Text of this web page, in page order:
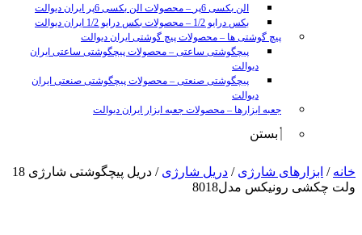
الن بکسی 6پر
– محصولات الن بکسی 6پر ایران دیوالت
بکس درایو 1/2
– محصولات بکس درایو 1/2 ایران دیوالت
پیچ گوشتی ها – محصولات پیچ گوشتی ایران دیوالت
پیچگوشتی ساعتی – محصولات پیچگوشتی ساعتی ایران
دیوالت
پیچگوشتی صنعتی – محصولات پیچگوشتی صنعتی ایران
دیوالت
جعبه ابزارها – محصولات جعبه ابزار ایران دیوالت
بستن
sunny
leon
خانه / ابزارهای شارژی / دریل شارژی
/ دریل پیچگوشتی شارژی 18
ولت چکشی رونیکس مدل8018